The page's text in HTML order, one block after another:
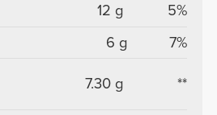
12 g
5%
6 g
7%
7.30 g **